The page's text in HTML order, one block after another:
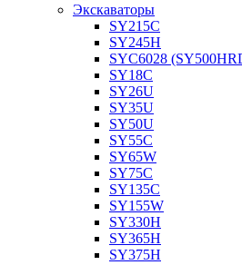
Экскаваторы
SY215C
SY245H
SYC6028
SY18C
SY26U
SY35U
SY50U
SY55C
SY65W
SY75C
SY135C
SY155W
SY330H
SY365H
SY375H